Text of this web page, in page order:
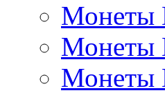
Монеты
Монеты
Монеты